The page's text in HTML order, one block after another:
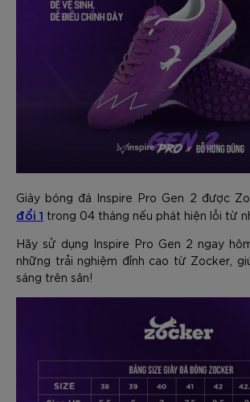
Giày bóng đá Inspire Pro Gen 2 được
đổi 1 trong 04 tháng nếu phát hiện lỗi từ
Hãy sử dụng Inspire Pro Gen 2 ngay
những trải nghiệm đỉnh cao từ Zocker,
sáng trên sân!